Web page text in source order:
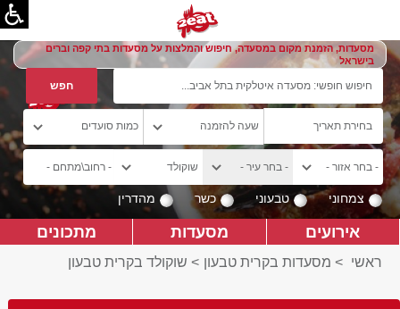
מסעדות, הזמנת מקום במסעדה, חיפוש והמלצות על מסעדות בתי קפה וברים
בישראל
צמחוני טבעוני כשר מהדרין
אירועים מסעדות מתכונים
ראשי > מסעדות בקרית טבעון > שוקולד בקרית טבעון